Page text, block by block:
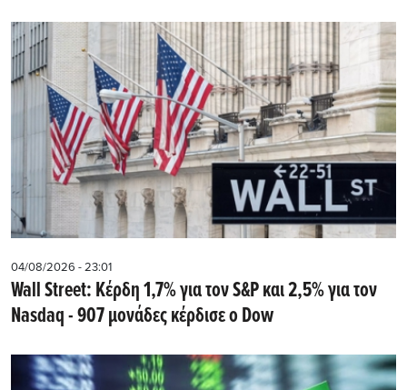
04/08/2026 - 23:01
Wall Street: Κέρδη 1,7% για τον S&P και 2,5% για τον
Nasdaq - 907 μονάδες κέρδισε ο Dow